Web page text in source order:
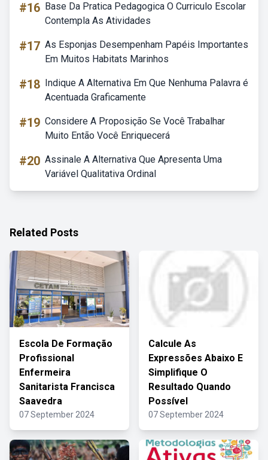
#16 Base Da Pratica Pedagogica O Curriculo Escolar
Contempla As Atividades
#17 As Esponjas Desempenham Papéis Importantes
Em Muitos Habitats Marinhos
#18 Indique A Alternativa Em Que Nenhuma Palavra é
Acentuada Graficamente
#19 Considere A Proposição Se Você Trabalhar
Muito Então Você Enriquecerá
#20 Assinale A Alternativa Que Apresenta Uma
Variável Qualitativa Ordinal
Related Posts
Escola De Formação
Profissional
Enfermeira
Sanitarista Francisca
Saavedra
07 September 2024
Calcule As
Expressões Abaixo E
Simplifique O
Resultado Quando
Possível
07 September 2024